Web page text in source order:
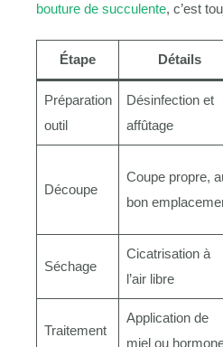
bouture de succulente, c’est
Étape Détails
Préparation
outil
Désinfection et
affûtage
Découpe
Coupe propre,
bon
Séchage
Cicatrisation à
l’air libre
Traitement
Application de
miel ou